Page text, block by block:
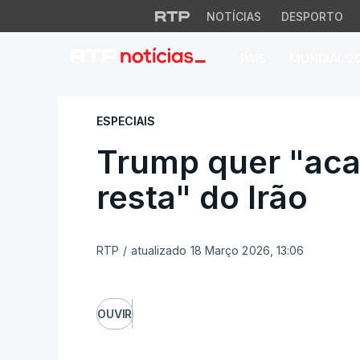
NOTÍCIAS DESPORTO
Trump quer
ESPECIAIS
Trump quer
resta" do Irão
RTP / atualizado 18 Março 2026, 13:06
OUVIR